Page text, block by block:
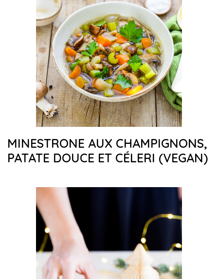
MINESTRONE AUX CHAMPIGNONS,
PATATE DOUCE ET CÉLERI (VEGAN)